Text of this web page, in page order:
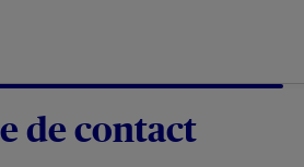
de contact